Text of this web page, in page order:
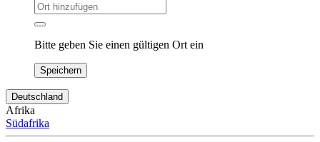
Bitte geben Sie einen gültigen Ort ein
Speichern
Deutschland
Afrika
Südafrika